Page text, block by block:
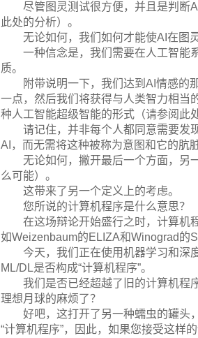
尽管图灵测试很方便，并且是判断
此处的分析）。
无论如何，我们如何才能使AI在图
一种信念是，我们需要在人工智能
质。
附带说明一下，我们达到AI情感的
一点，然后我们将获得与人类智力相当
种人工智能超级智能的形式（请参阅此
请记住，并非每个人都同意需要发
AI，而无需将这种被称为意图和它的肮
无论如何，撇开最后一个方面，另
么可能）。
这带来了另一个定义上的考虑。
您所说的计算机程序是什么意思？
在这场辩论开始盛行之时，计算机
如Weizenbaum的ELIZA和Winograd的
今天，我们正在使用机器学习和深
ML/DL是否构成“计算机程序”。
我们是否已经超越了旧的计算机程
理想月球的麻烦了？
好吧，这打开了另一种蠕虫的罐头
“计算机程序”，因此，如果您接受这样